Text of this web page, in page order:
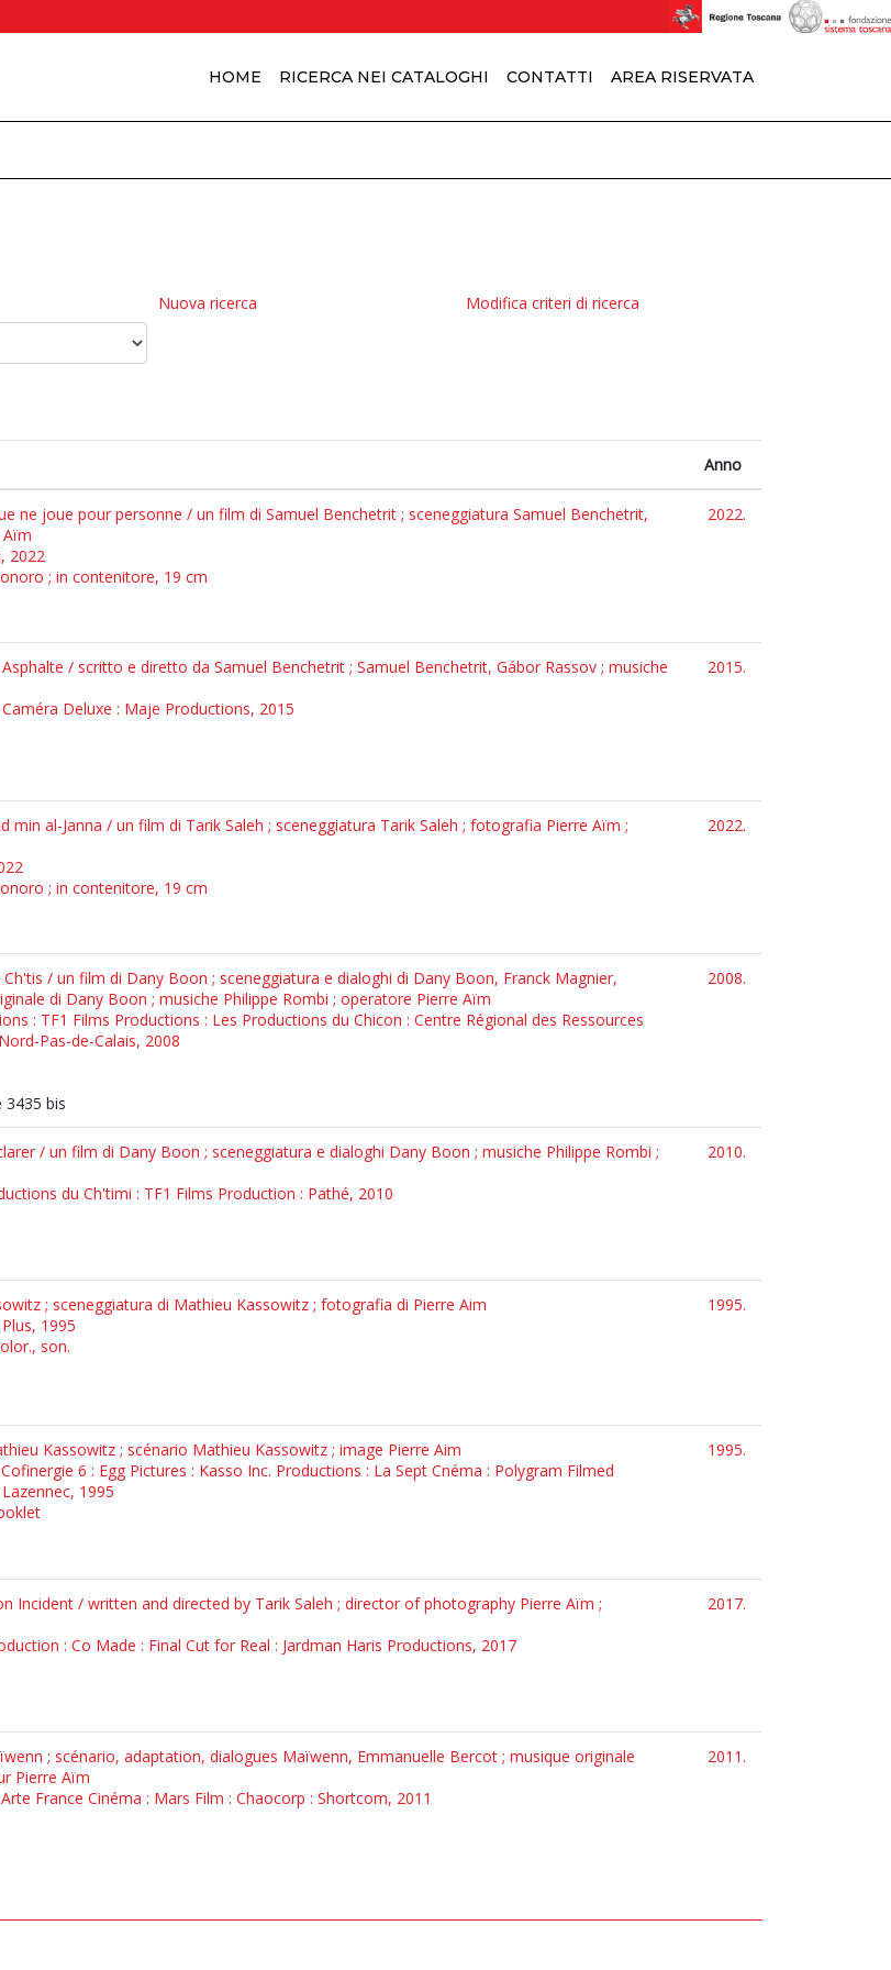
HOME RICERCA NEI CATALOGHI CONTATTI AREA RISERVATA
Nuova ricerca Modifica criteri di ricerca
Anno
ne joue pour personne / un film di Samuel Benchetrit ; sceneggiatura Samuel Benchetrit,
2022
; in contenitore, 19 cm
2022.
/ scritto e diretto da Samuel Benchetrit ; Samuel Benchetrit, Gábor Rassov ; musiche
Deluxe : Maje Productions, 2015
2015.
min al-Janna / un film di Tarik Saleh ; sceneggiatura Tarik Saleh ; fotografia Pierre Aïm ;
; in contenitore, 19 cm
2022.
/ un film di Dany Boon ; sceneggiatura e dialoghi di Dany Boon, Franck Magnier,
di Dany Boon ; musiche Philippe Rombi ; operatore Pierre Aïm
: TF1 Films Productions : Les Productions du Chicon : Centre Régional des Ressources
Pas-de-Calais, 2008
3435 bis
2008.
/ un film di Dany Boon ; sceneggiatura e dialoghi Dany Boon ; musiche Philippe Rombi ;
du Ch'timi : TF1 Films Production : Pathé, 2010
2010.
; sceneggiatura di Mathieu Kassowitz ; fotografia di Pierre Aim
1995
son.
1995.
Kassowitz ; scénario Mathieu Kassowitz ; image Pierre Aim
6 : Egg Pictures : Kasso Inc. Productions : La Sept Cnéma : Polygram Filmed
1995
1995.
Incident / written and directed by Tarik Saleh ; director of photography Pierre Aïm ;
: Co Made : Final Cut for Real : Jardman Haris Productions, 2017
2017.
; scénario, adaptation, dialogues Maïwenn, Emmanuelle Bercot ; musique originale
Pierre Aïm
France Cinéma : Mars Film : Chaocorp : Shortcom, 2011
2011.